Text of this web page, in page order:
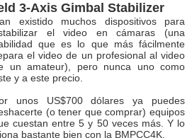
3-Axis Gimbal Stabilizer
existido muchos dispositivos para
el video en cámaras (una
que es lo que más fácilmente
el video de un profesional al video
un amateur), pero nunca uno como
y a este precio.
unos US$700 dólares ya puedes
(o tener que comprar) equipos
cuestan entre 5 y 50 veces más. Y lo
bastante bien con la BMPCC4K.